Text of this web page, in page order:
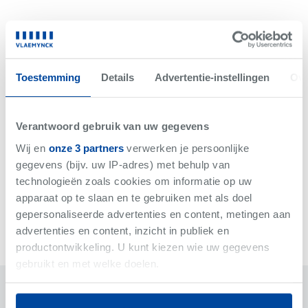
Toestemming Details Advertentie-instellingen
Verantwoord gebruik van uw gegevens
Wij en onze 3 partnersverwerken je persoonlijke
gegevens (bijv. uw IP-adres) met behulp van
technologieën zoals cookies om informatie op uw
apparaat op te slaan en te gebruiken met als doel
gepersonaliseerde advertenties en content, metingen aan
advertenties en content, inzicht in publiek en
productontwikkeling. U kunt kiezen wie uw gegevens
gebruikt en met welke doelen.
Als u het toestaat, willen we ook graag:
Niet gevonden wat je zoekt?
Wij brengen je op de hoogte als er iets binnenkomt met
Hou me op de hoogte
Algemeen Financieel & Oppervlakte